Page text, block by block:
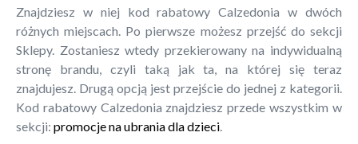
Znajdziesz w niej kod rabatowy Calzedonia w dwóch
różnych miejscach. Po pierwsze możesz przejść do sekcji
Sklepy. Zostaniesz wtedy przekierowany na indywidualną
stronę brandu, czyli taką jak ta, na której się teraz
znajdujesz. Drugą opcją jest przejście do jednej z kategorii.
Kod rabatowy Calzedonia znajdziesz przede wszystkim w
sekcji: promocje na ubrania dla dzieci.